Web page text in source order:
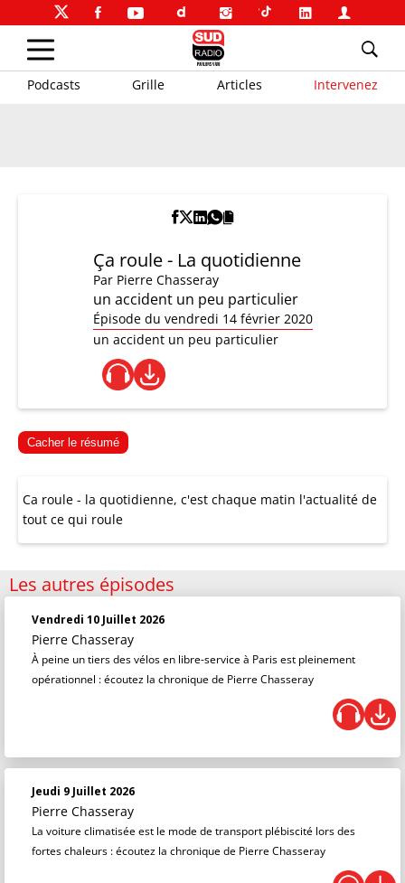
Podcasts Grille Articles Intervenez
Ça roule - La quotidienne
Par Pierre Chasseray
un accident un peu particulier
Épisode du vendredi 14 février 2020
un accident un peu particulier
Cacher le résumé
Ca roule - la quotidienne, c'est chaque matin l'actualité de
tout ce qui roule
Les autres épisodes
Vendredi 10 Juillet 2026
Pierre Chasseray
À peine un tiers des vélos en libre-service à Paris est pleinement
opérationnel : écoutez la chronique de Pierre Chasseray
Jeudi 9 Juillet 2026
Pierre Chasseray
La voiture climatisée est le mode de transport plébiscité lors des
fortes chaleurs : écoutez la chronique de Pierre Chasseray